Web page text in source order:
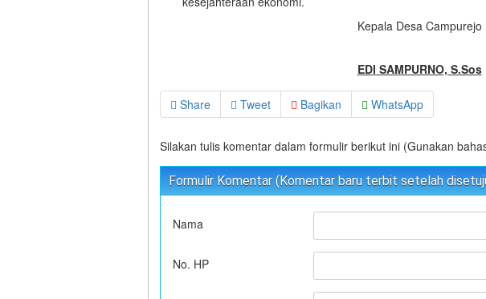
Kepala Desa Campurejo
EDI SAMPURNO, S.Sos
Share Tweet Bagikan WhatsApp
Silakan tulis komentar dalam formulir berikut ini (Gunakan
Formulir Komentar (Komentar baru terbit setelah
Nama
No. HP